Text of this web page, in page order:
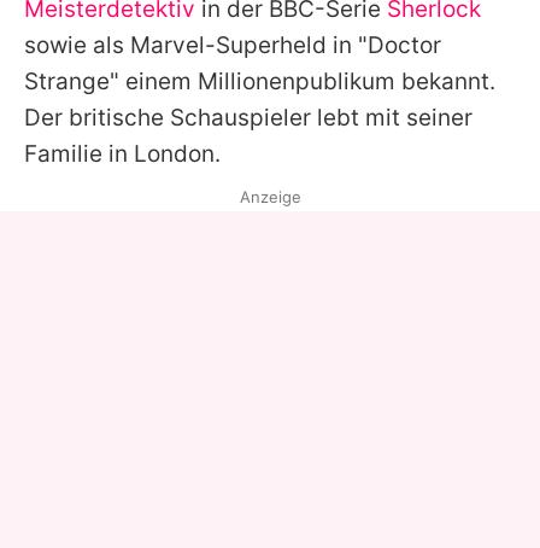
Meisterdetektiv in der BBC-Serie Sherlock
sowie als Marvel-Superheld in "Doctor
Strange" einem Millionenpublikum bekannt.
Der britische Schauspieler lebt mit seiner
Familie in London.
Anzeige